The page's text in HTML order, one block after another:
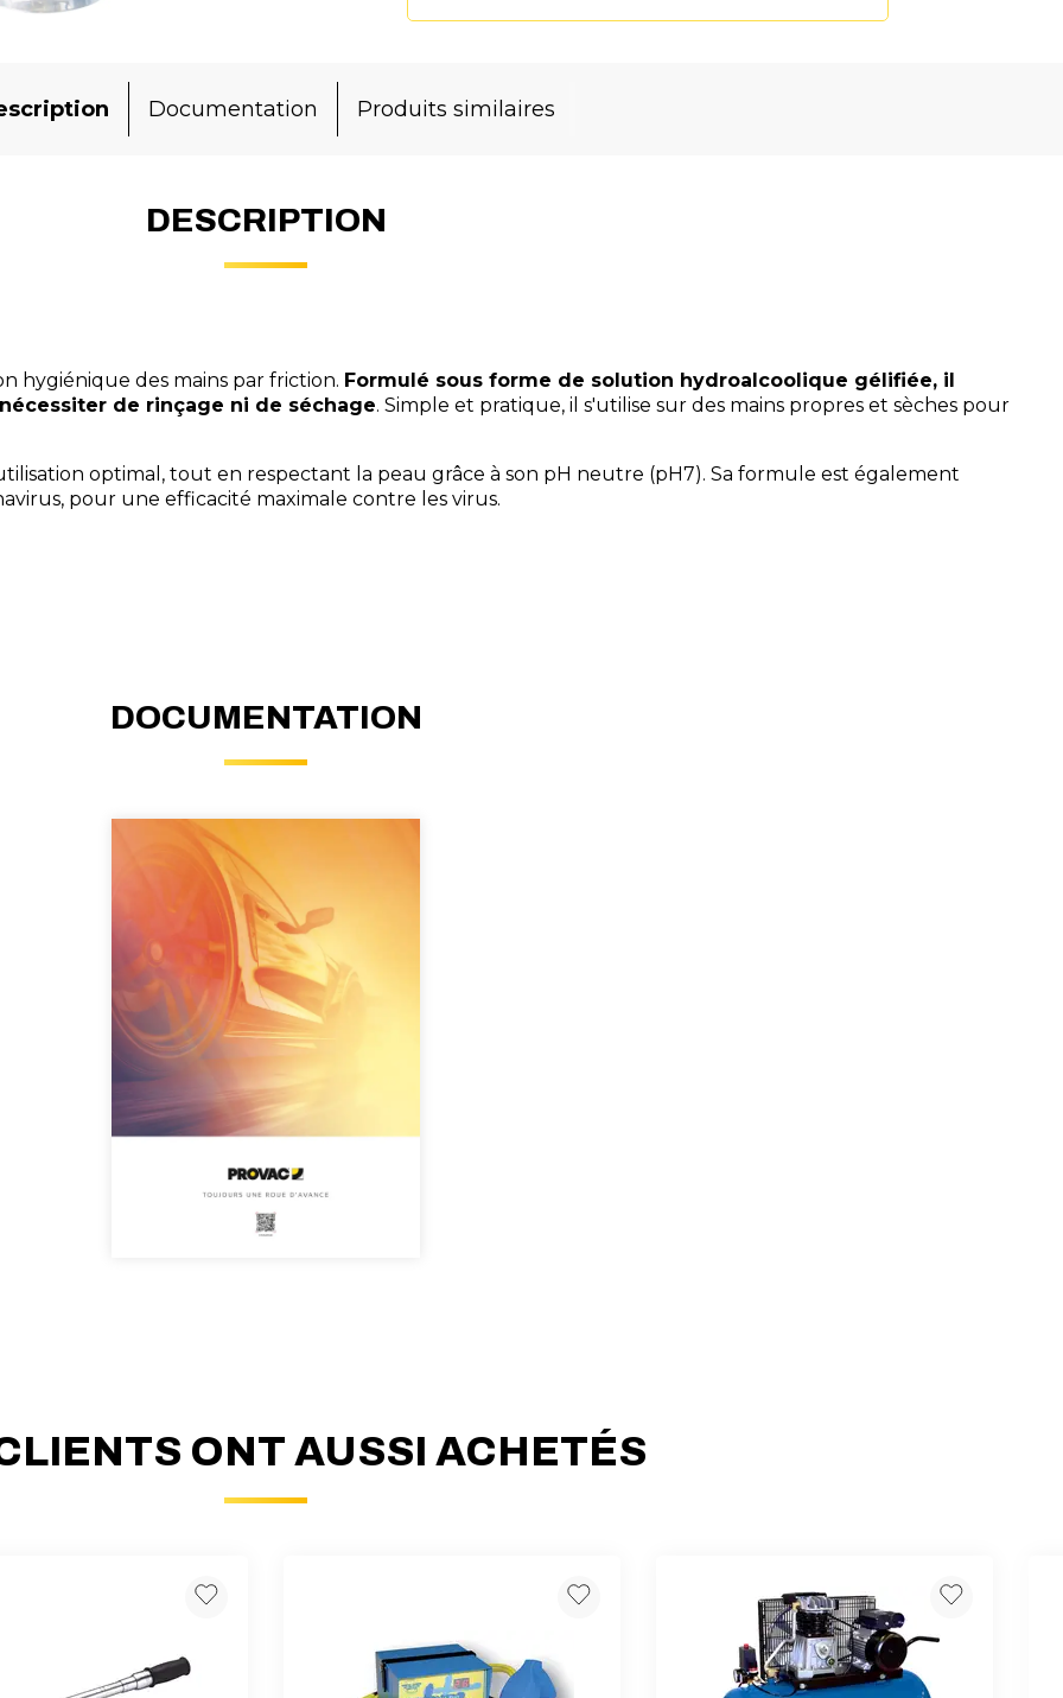
Documentation Produits similaires
DESCRIPTION
hygiénique des mains par friction. Formulé sous forme de solution hydroalcoolique gélifiée, il
de rinçage ni de séchage. Simple et pratique, il s'utilise sur des mains propres et sèches pour
optimal, tout en respectant la peau grâce à son pH neutre (pH7). Sa formule est également
pour une efficacité maximale contre les virus.
DOCUMENTATION
ONT AUSSI ACHETÉS